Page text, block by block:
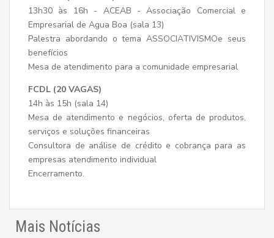
13h30 às 16h - ACEAB - Associação Comercial e
Empresarial de Agua Boa (sala 13)
Palestra abordando o tema ASSOCIATIVISMOe seus
benefícios
Mesa de atendimento para a comunidade empresarial
FCDL (20 VAGAS)
14h às 15h (sala 14)
Mesa de atendimento e negócios, oferta de produtos,
serviços e soluções financeiras
Consultora de análise de crédito e cobrança para as
empresas atendimento individual
Encerramento.
Mais Notícias